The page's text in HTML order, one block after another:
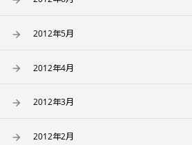
2012年5月
2012年4月
2012年3月
2012年2月